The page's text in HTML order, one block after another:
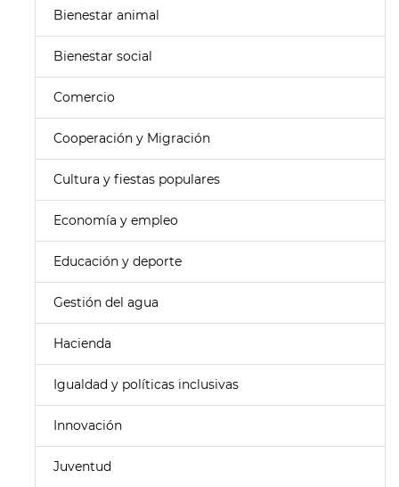
Bienestar animal
Bienestar social
Comercio
Cooperación y Migración
Cultura y fiestas populares
Economía y empleo
Educación y deporte
Gestión del agua
Hacienda
Igualdad y políticas inclusivas
Innovación
Juventud